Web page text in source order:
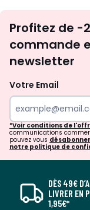
Profitez de -
commande
newsletter
Votre Email
*Voir conditions de
communications
pouvez vous désabonner
notre politique de
DÈS 49€
LIVRER EN
1,95€*